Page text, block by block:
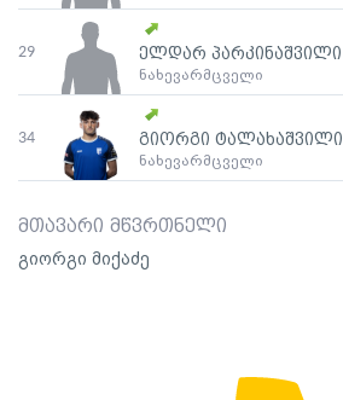
29 ელდარ პარკინაშვილი
ნახევარმცველი
34 გიორგი ტალახაშვილი
ნახევარმცველი
მთავარი მწვრთნელი
გიორგი მიქაძე